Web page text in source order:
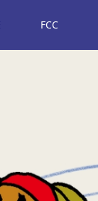
FCC